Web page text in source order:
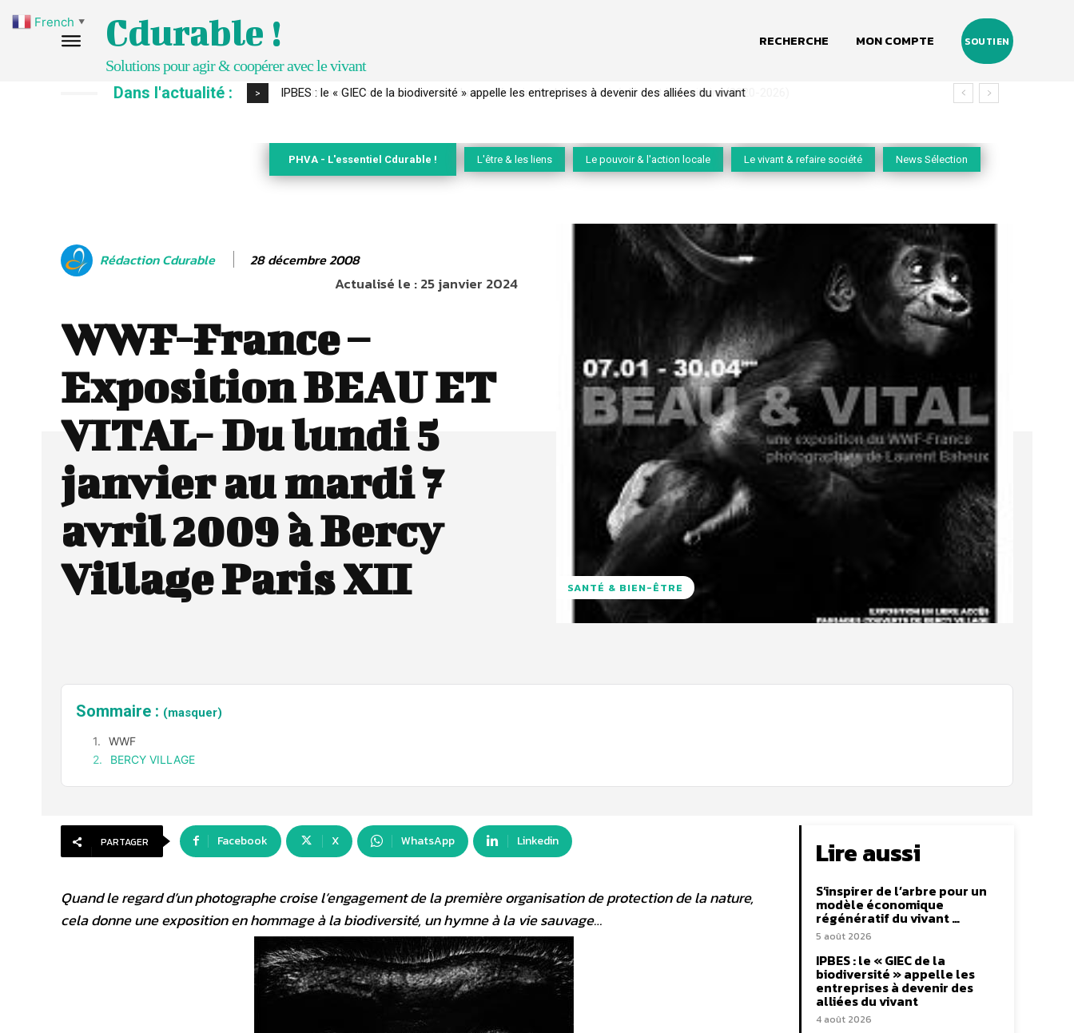
Cdurable !
Solutions pour agir & coopérer avec le vivant
RECHERCHE MON COMPTE SOUTIEN
Dans l'actualité : > Comment le sol français a perdu sa mémoire hydrique et déréglé tout le territoire (2020-2026)
PHVA - L'essentiel Cdurable ! L'être & les liens Le pouvoir & l'action locale Le vivant & refaire société News Sélection
Rédaction Cdurable 28 décembre 2008
Actualisé le :25 janvier 2024
WWF-France –
Exposition BEAU ET
VITAL- Du lundi 5
janvier au mardi 7
avril 2009 à Bercy
Village Paris XII
SANTÉ & BIEN-ÊTRE
Sommaire : (masquer)
WWF
BERCY VILLAGE
PARTAGER Facebook X WhatsApp Linkedin
Quand le regard d’un photographe croise l’engagement de la première organisation de protection de la nature,
cela donne une exposition en hommage à la biodiversité, un hymne à la vie sauvage…
Lire aussi
S’inspirer de l’arbre pour un
modèle économique
régénératif du vivant …
5 août 2026
IPBES : le « GIEC de la
biodiversité » appelle les
entreprises à devenir des
alliées du vivant
4 août 2026
French ▼